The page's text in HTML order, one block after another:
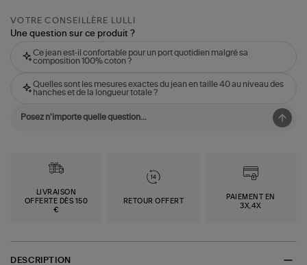
VOTRE CONSEILLÈRE LULLI
Une question sur ce produit ?
Ce jean est-il confortable pour un port quotidien malgré sa
composition 100% coton ?
Quelles sont les mesures exactes du jean en taille 40 au niveau des
hanches et de la longueur totale ?
LIVRAISON
OFFERTE DÈS 150
€
RETOUR OFFERT
PAIEMENT EN
3X,4X
DESCRIPTION